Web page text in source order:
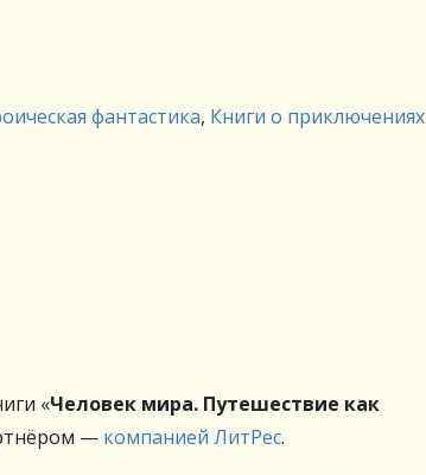
фантастика, Книги о приключениях
«Человек мира. Путешествие как
— компанией ЛитРес.